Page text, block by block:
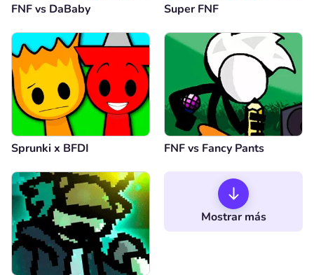
FNF vs DaBaby Super FNF
Sprunki x BFDI FNF vs Fancy Pants
Mostrar más